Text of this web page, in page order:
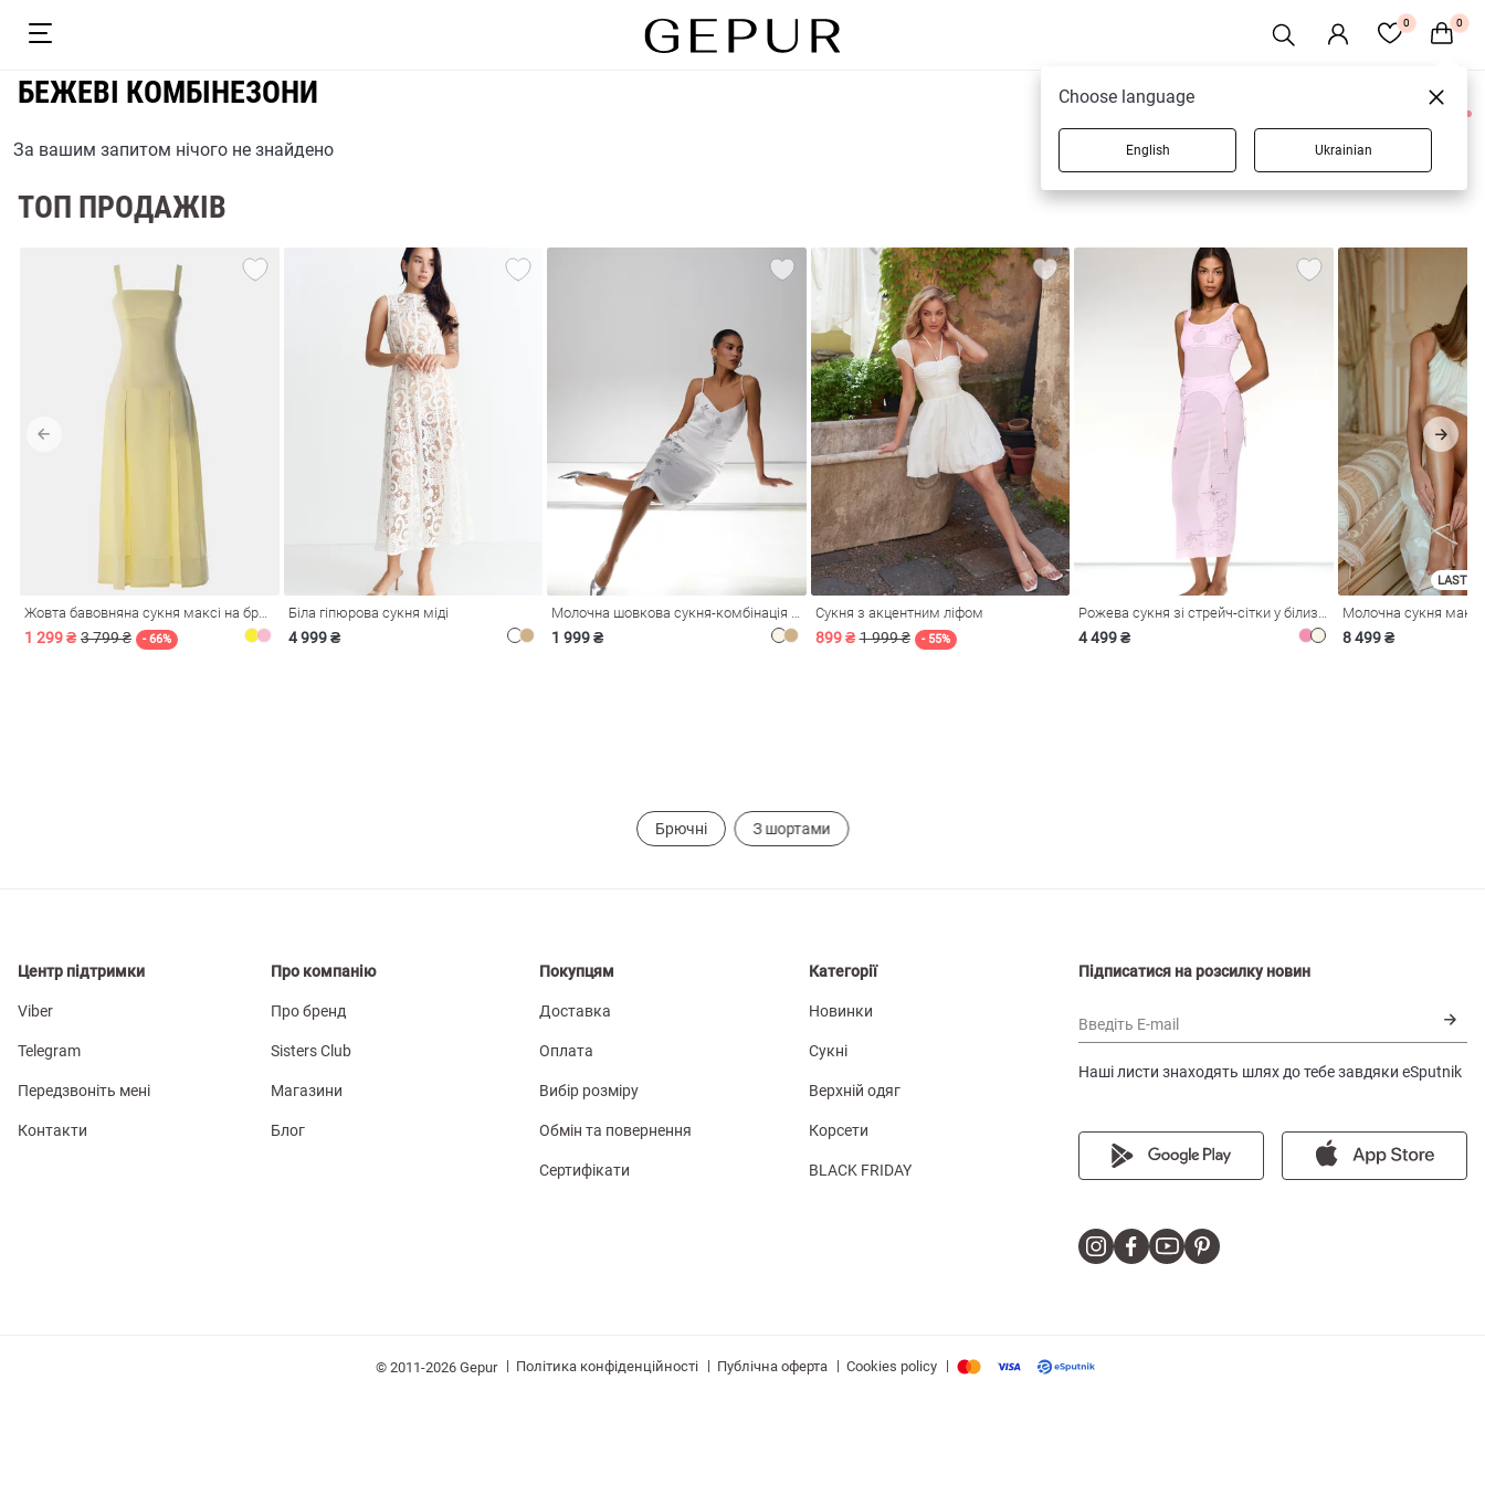
0 0
На
БЕЖЕВІ КОМБІНЕЗОНИ
0 товарів
За вашим запитом нічого не знайдено
ТОП ПРОДАЖІВ
1 299 ₴ 3 799 ₴ - 66%
Біла гіпюрова сукня міді
4 999 ₴ 1 999 ₴
Сукня з акцентним ліфом
899 ₴ 1 999 ₴ - 55% 4 499 ₴
LAST
8 499 ₴
Брючні З шортами
Центр підтримки
Viber
Telegram
Передзвоніть мені
Контакти
Про компанію
Про бренд
Sisters Club
Магазини
Блог
Покупцям
Доставка
Оплата
Вибір розміру
Обмін та повернення
Сертифікати
Категорії
Новинки
Сукні
Верхній одяг
Корсети
BLACK FRIDAY
Підписатися на розсилку новин
Введіть E-mail
Наші листи знаходять шлях до тебе завдяки eSputnik
© 2011-2026 Gepur | Політика конфіденційності | Публічна оферта | Cookies policy |
Choose language
English Ukrainian